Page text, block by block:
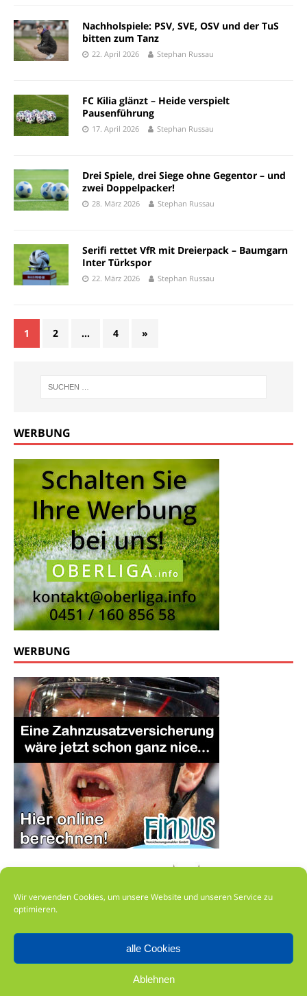
Wir verwenden Cookies, um unsere Website und unseren Service zu
optimieren.
alle Cookies
Ablehnen
Nachholspiele: PSV, SVE, OSV und der TuS
bitten zum Tanz
22. April 2026 Stephan Russau
FC Kilia glänzt – Heide verspielt
Pausenführung
17. April 2026 Stephan Russau
Drei Spiele, drei Siege ohne Gegentor – und
zwei Doppelpacker!
28. März 2026 Stephan Russau
Serifi rettet VfR mit Dreierpack – Baumgarn
Inter Türkspor
22. März 2026 Stephan Russau
1 2 … 4 »
WERBUNG
WERBUNG